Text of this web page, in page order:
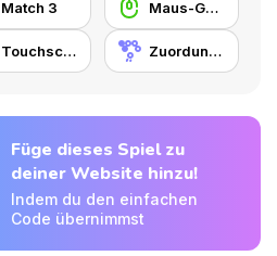
Match 3 Maus-Geschicklichkeit
Touchscreen Zuordungsspiel
Füge dieses Spiel zu
deiner Website hinzu!
Indem du den einfachen
Code übernimmst